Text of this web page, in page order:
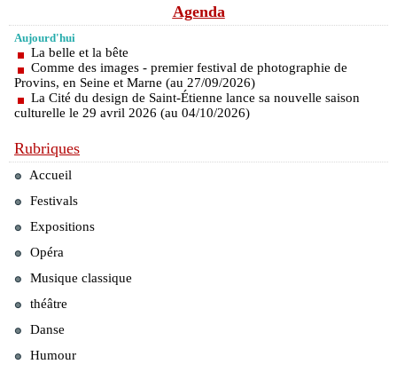
Agenda
Aujourd'hui
La belle et la bête
Comme des images - premier festival de photographie de
Provins, en Seine et Marne (au 27/09/2026)
La Cité du design de Saint-Étienne lance sa nouvelle saison
culturelle le 29 avril 2026 (au 04/10/2026)
Rubriques
Accueil
Festivals
Expositions
Opéra
Musique classique
théâtre
Danse
Humour